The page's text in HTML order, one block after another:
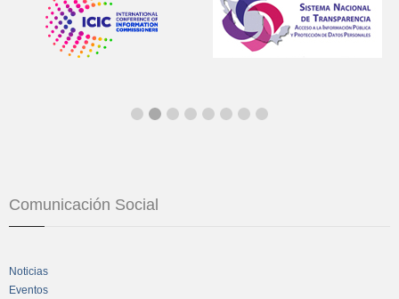
Comunicación Social
Noticias
Eventos